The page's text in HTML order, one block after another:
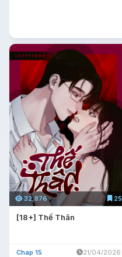
32,876 25
[18+] Thế Thân
Chap 15 21/04/2026